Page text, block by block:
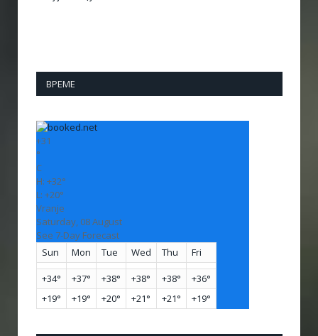
ВРЕМЕ
+31
°
C
H: +32°
L: +20°
Vranje
Saturday, 08 August
See 7-Day Forecast
Sun
Mon Tue Wed Thu Fri
+34° +37° +38° +38° +38° +36°
+19° +19° +20° +21° +21° +19°